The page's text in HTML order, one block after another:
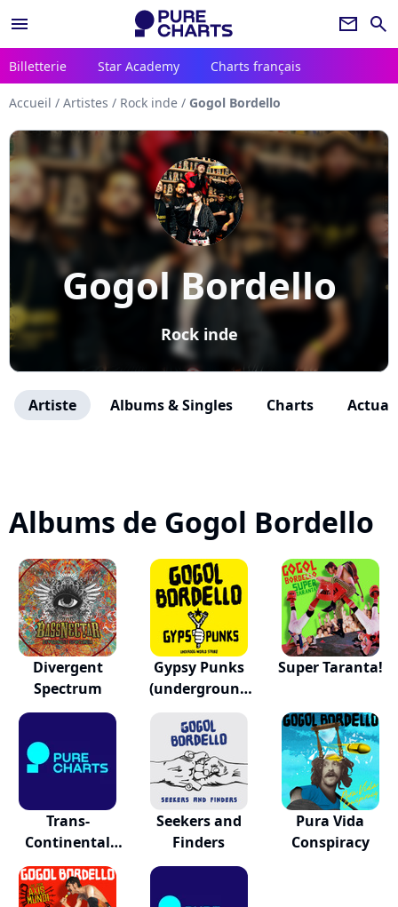
menu newsletter search
Billetterie Star Academy Charts français
Accueil / Artistes / Rock inde / Gogol Bordello
Gogol Bordello
Rock inde
Artiste Albums & Singles Charts
Albums de Gogol Bordello
Divergent
Spectrum
Gypsy Punks
(underground
Worl...
Super Taranta!
Trans-
Continental
Hustle
Seekers and
Finders
Pura Vida
Conspiracy